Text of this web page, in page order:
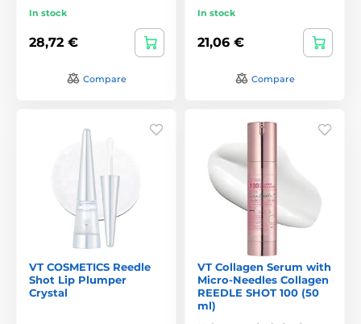
In stock
28,72 €
Compare
In stock
21,06 €
Compare
VT COSMETICS Reedle
Shot Lip Plumper
Crystal
VT Collagen Serum with
Micro-Needles Collagen
REEDLE SHOT 100 (50
ml)